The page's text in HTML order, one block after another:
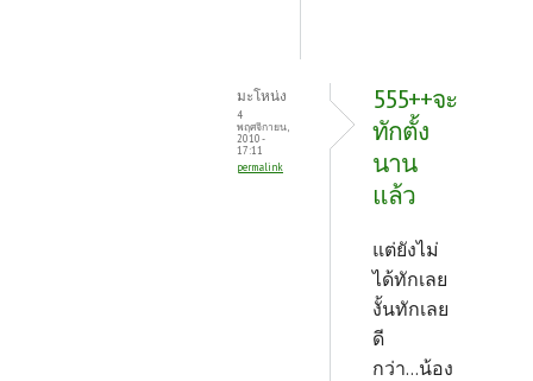
มะโหน่ง
4
พฤศจิกายน,
2010 -
17:11
permalink
555++จะ
ทักตั้ง
นาน
แล้ว
แต่ยังไม่
ได้ทักเลย
งั้นทักเลย
ดี
กว่า...น้อง